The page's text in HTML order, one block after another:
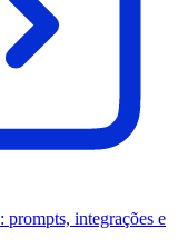
prompts, integrações e